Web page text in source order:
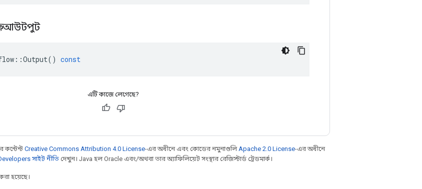
আউটপুট
::Output() const
এটি কাজে লেগেছে?
কন্টেন্ট Creative Commons Attribution 4.0 License-এর অধীনে এবং কোডের নমুনাগুলি Apache 2.0 License-এর অধীনে
সাইট নীতি দেখুন। Java হল Oracle এবং/অথবা তার অ্যাফিলিয়েট সংস্থার রেজিস্টার্ড ট্রেডমার্ক।
হয়েছে।